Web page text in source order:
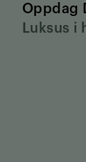
Oppdag
Luksus i